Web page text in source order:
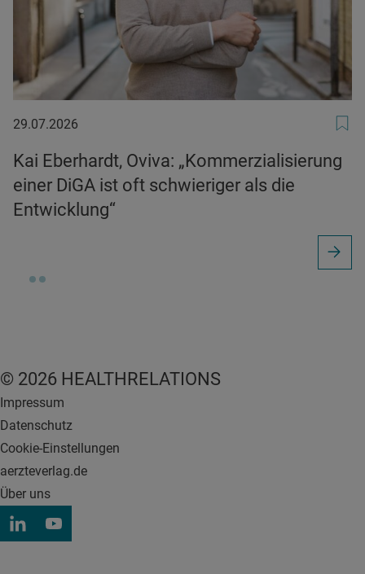
29.07.2026
29.07.2026
Kai Eberhardt, Oviva: „Kommerzialisierung
einer DiGA ist oft schwieriger als die
Entwicklung“
© 2026 HEALTHRELATIONS
Impressum
Datenschutz
Cookie-Einstellungen
aerzteverlag.de
Über uns